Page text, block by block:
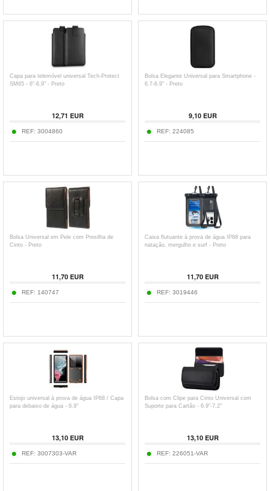
Capa para telemóvel universal Tech-Protect
SM65 - 6"-6,9" - Preto
12,71 EUR
REF: 3004860
Bolsa Elegante Universal para Smartphone -
6.7-6.9" - Preto
9,10EUR
REF: 224085
Bolsa Universal em Pele com Presilha de
Cinto - Preto
11,70EUR
REF: 140747
Caixa flutuante à prova de água IP68 para
natação, mergulho e surf - Preto
11,70EUR
REF: 3019446
Estojo universal à prova de água IP68 / Capa
para debaixo de água - 6.9"
13,10EUR
REF: 3007303-VAR
Bolsa com Clipe para Cinto Universal com
Suporte para Cartão - 6.9"-7.2"
13,10EUR
REF: 226051-VAR